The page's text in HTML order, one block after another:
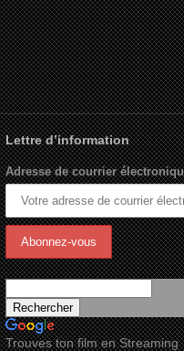
Lettre d’information
Adresse de courrier
Trouves ton film en Streaming